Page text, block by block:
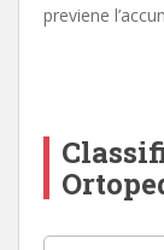
previene